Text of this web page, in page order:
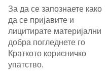
За да се запознаете како
да се пријавите и
лицитирате материјални
добра погледнете го
Краткото корисничко
упатство.